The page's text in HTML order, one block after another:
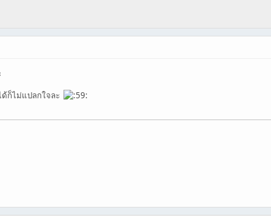
ก็ไม่แปลกใจละ